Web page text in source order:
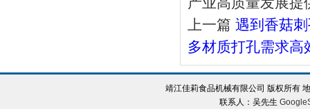
上一篇 遇到香菇
多材质打孔需求高
靖江佳莉食品机械有限公司 版权所有
联系人：吴先生